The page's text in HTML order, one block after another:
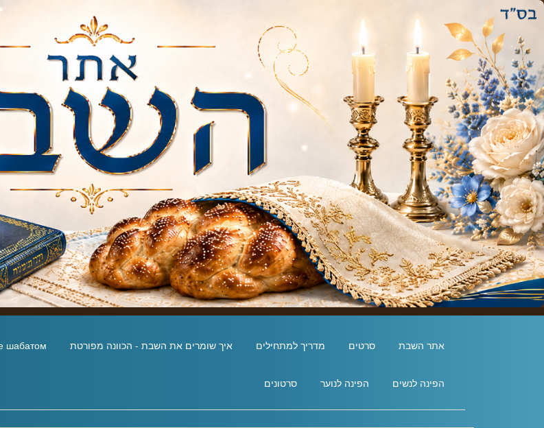
אתר השבת סרטים מדריך למתחילים איך שומרים את השבת - הכוונה מפורטת шабатом
הפינה לנשים הפינה לנוער סרטונים